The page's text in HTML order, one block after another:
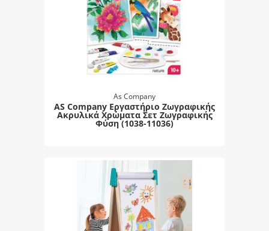
As Company
AS Company Εργαστήριο Ζωγραφικής
Ακρυλικά Χρώματα Σετ Ζωγραφικής
Φύση (1038-11036)